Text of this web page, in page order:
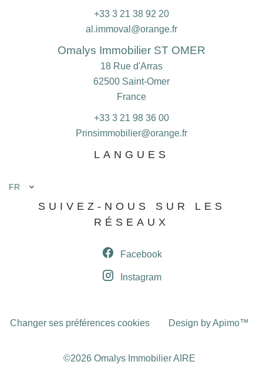
+33 3 21 38 92 20
al.immoval@orange.fr
Omalys Immobilier ST OMER
18 Rue d'Arras
62500 Saint-Omer
France
+33 3 21 98 36 00
Prinsimmobilier@orange.fr
LANGUES
FR
SUIVEZ-NOUS SUR LES
RÉSEAUX
Facebook
Instagram
Changer ses préférences cookies Design byApimo™
©2026 Omalys Immobilier AIRE